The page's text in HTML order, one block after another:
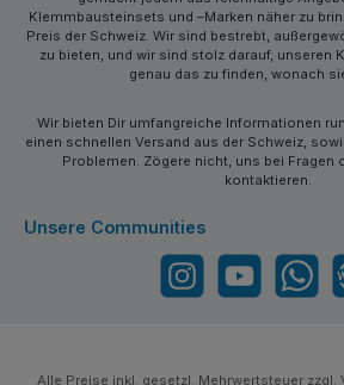
Klemmbausteinsets und –Marken näher zu
Preis der Schweiz. Wir sind bestrebt,
zu bieten, und wir sind stolz darauf, unseren
genau das zu finden, wonach
Wir bieten Dir umfangreiche Informationen
einen schnellen Versand aus der Schweiz,
Problemen. Zögere nicht, uns bei Fragen
kontaktieren.
Unsere Communities
Instagram YouTube WhatsApp
Alle Preise inkl. gesetzl. Mehrwertsteuer zzgl.